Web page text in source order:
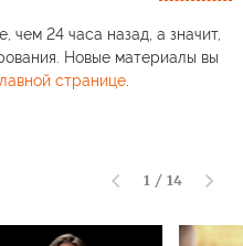
чем 24 часа назад, а значит,
Новые материалы вы
странице.
1 / 14